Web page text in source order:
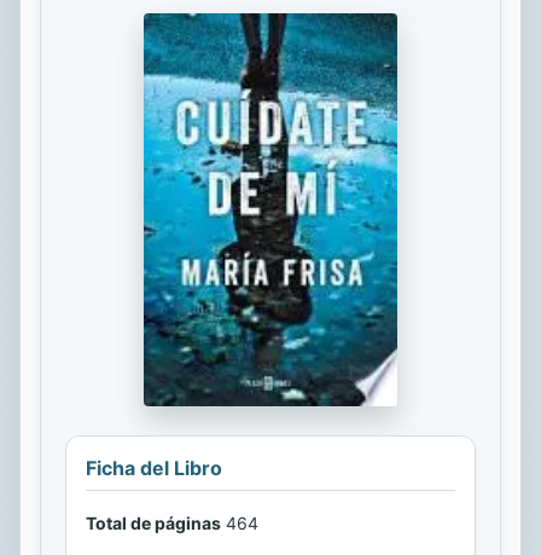
Ficha del Libro
Total de páginas 464